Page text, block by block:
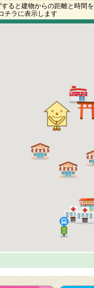
ると建物からの距離と時間を
チラに表示します